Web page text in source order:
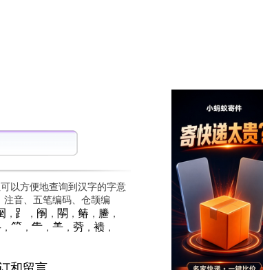
以方便地查询到汉字的字意
音、五笔编码、仓颉编
， ⻊ ， 䦶 ， 䦛 ， 䲠 ， 䲢 ，
， ⺮ ， ⺧， ⺷， 䓖， 䙌，